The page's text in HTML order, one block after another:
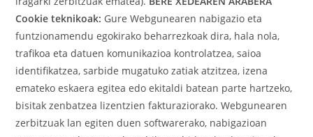
Cookie teknikoak: Gure Webgunearen nabigazio eta
funtzionamendu egokirako beharrezkoak dira, hala nola,
trafikoa eta datuen komunikazioa kontrolatzea, saioa
identifikatzea, sarbide mugatuko zatiak atzitzea, izena
emateko eskaera egitea edo ekitaldi batean parte hartzeko,
bisitak zenbatzea lizentzien fakturaziorako. Webgunearen
zerbitzuak lan egiten duen softwarerako, nabigazioan